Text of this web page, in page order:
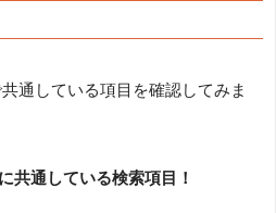
通している項目を確認してみま
共通している検索項目！